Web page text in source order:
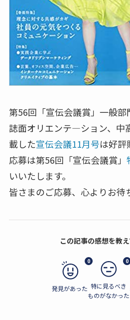
第56回「宣伝会議賞」一般
誌面オリエンテ―ション、中
載した宣伝会議11月号は好評
応募は第56回「宣伝会議賞」
いいたします。
皆さまのご応募、心よりお待
この記事の感想を教え
0
発見があった
0
特に見るべき
ものがなかった